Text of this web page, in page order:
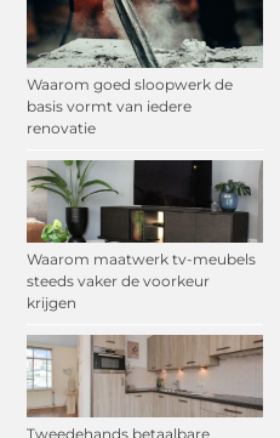
Waarom goed sloopwerk de
basis vormt van iedere
renovatie
Waarom maatwerk tv-meubels
steeds vaker de voorkeur
krijgen
Tweedehands betaalbare